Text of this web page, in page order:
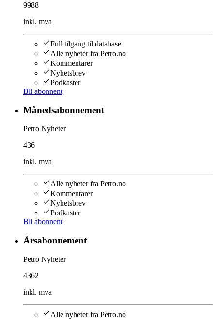
9988
inkl. mva
Full tilgang til database
Alle nyheter fra Petro.no
Kommentarer
Nyhetsbrev
Podkaster
Bli abonnent
Månedsabonnement
Petro Nyheter
436
inkl. mva
Alle nyheter fra Petro.no
Kommentarer
Nyhetsbrev
Podkaster
Bli abonnent
Årsabonnement
Petro Nyheter
4362
inkl. mva
Alle nyheter fra Petro.no